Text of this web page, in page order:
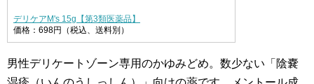
デリケアM's 15g【第3類医薬品】
価格：698円（税込、送料別）
男性デリケートゾーン専用のかゆみどめ。数少ない「陰嚢